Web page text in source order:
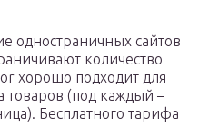
одностраничных сайтов
количество
хорошо подходит для
товаров (под каждый –
Бесплатного тарифа